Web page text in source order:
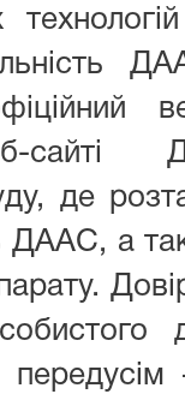
де
ДААС, а